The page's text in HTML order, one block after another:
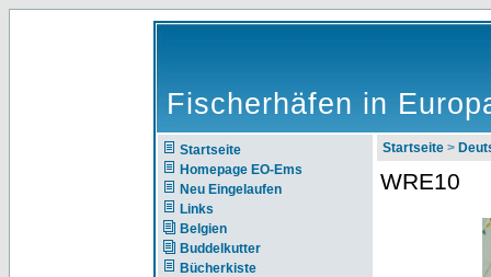
Fischerhäfen in
Startseite
Homepage EO-Ems
Neu Eingelaufen
Links
Belgien
Buddelkutter
Bücherkiste
Startseite >
WRE10